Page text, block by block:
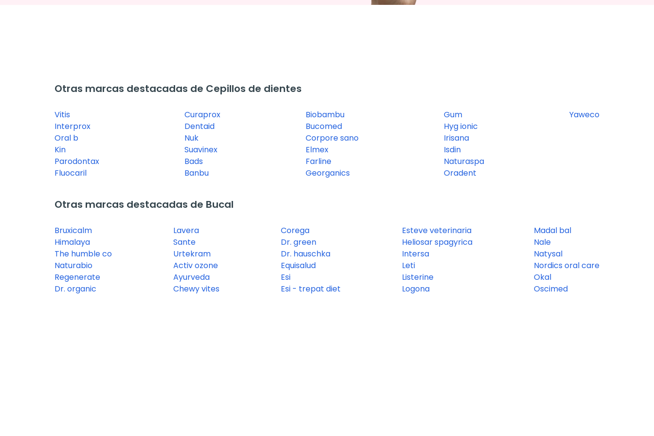
Otras marcas destacadas de Cepillos de dientes
Vitis
Interprox
Oral b
Kin
Parodontax
Fluocaril
Curaprox
Dentaid
Nuk
Suavinex
Bads
Banbu
Biobambu
Bucomed
Corpore sano
Elmex
Farline
Georganics
Gum
Hyg ionic
Irisana
Isdin
Naturaspa
Oradent
Yaweco
Otras marcas destacadas de Bucal
Bruxicalm
Himalaya
The humble co
Naturabio
Regenerate
Dr. organic
Lavera
Sante
Urtekram
Activ ozone
Ayurveda
Chewy vites
Corega
Dr. green
Dr. hauschka
Equisalud
Esi
Esi - trepat diet
Esteve veterinaria
Heliosar spagyrica
Intersa
Leti
Listerine
Logona
Madal bal
Nale
Natysal
Nordics oral care
Okal
Oscimed